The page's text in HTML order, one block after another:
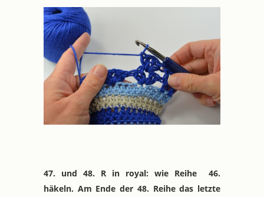
47. und 48. R in royal: wie Reihe 46.
häkeln. Am Ende der 48. Reihe das letzte